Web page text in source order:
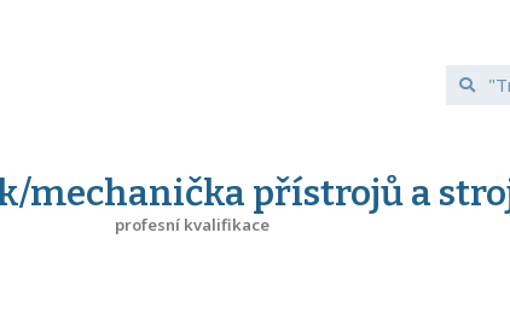
mechanička přístrojů a
profesní kvalifikace